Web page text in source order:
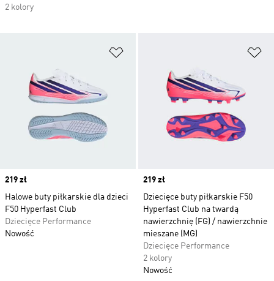
2 kolory
Price
219 zł
Halowe buty piłkarskie dla dzieci
F50 Hyperfast Club
Dziecięce Performance
Nowość
Price
219 zł
Dziecięce buty piłkarskie F50
Hyperfast Club na twardą
nawierzchnię (FG) / nawierzchnie
mieszane (MG)
Dziecięce Performance
2 kolory
Nowość